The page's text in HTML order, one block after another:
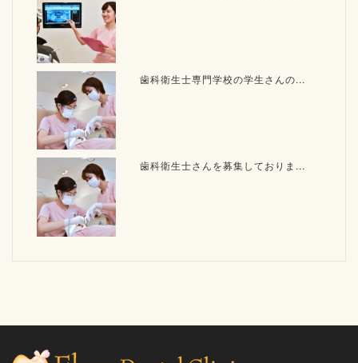
歯科衛生士専門学校の学生さんの...
歯科衛生士さんを募集しておりま...